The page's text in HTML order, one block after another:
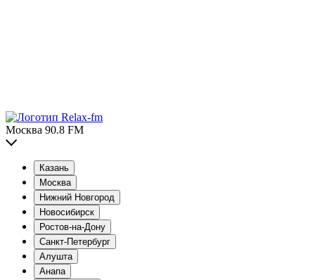
Москва 90.8 FM
Казань
Москва
Нижний Новгород
Новосибирск
Ростов-на-Дону
Санкт-Петербург
Алушта
Анапа